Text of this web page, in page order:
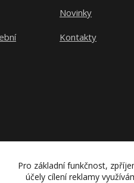
Novinky
Kontakty
Pro základní funkčnost,
účely cílení reklamy